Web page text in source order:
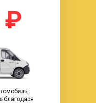
₽
благодаря